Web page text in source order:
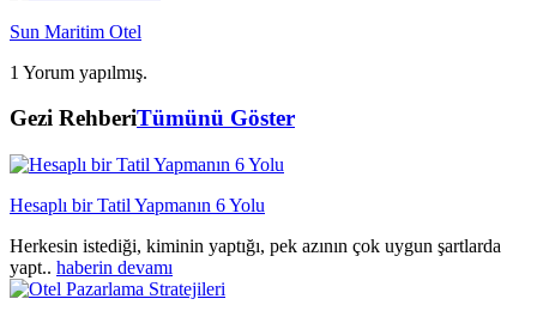
Sun Maritim Otel
1 Yorum yapılmış.
Gezi RehberiTümünü Göster
Hesaplı bir Tatil Yapmanın 6 Yolu
Herkesin istediği, kiminin yaptığı, pek azının çok uygun şartlarda
yapt.. haberin devamı